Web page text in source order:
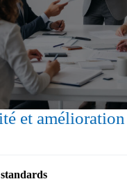
et amélioration